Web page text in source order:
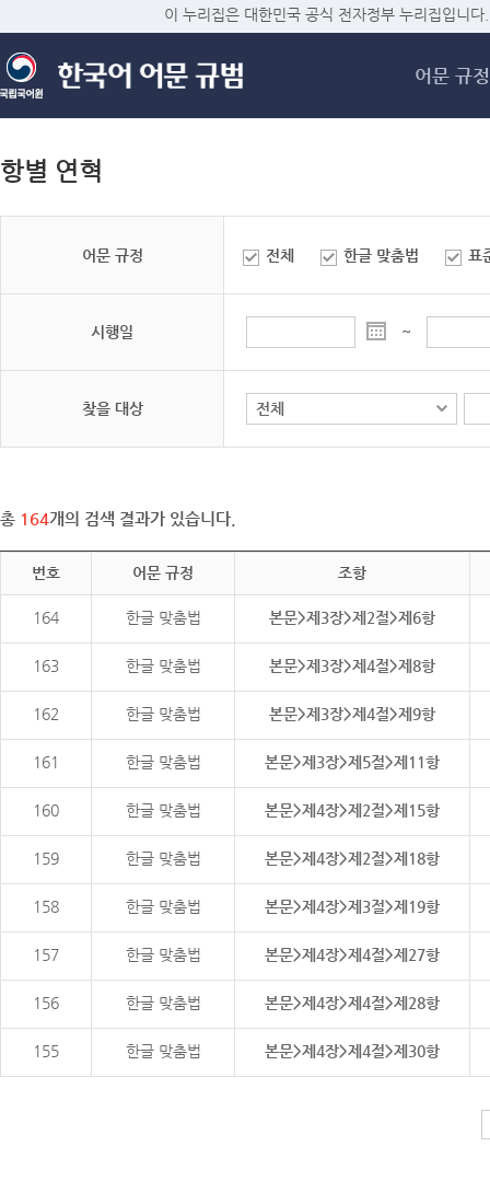
메
이 누리집은 대한민국 공식 전자정부 누리집입니다.
어문 규정
항별 연혁
어문 규정 전체 한글 맞춤법 표
시행일 ~
찾을 대상
총 164개의 검색 결과가 있습니다.
번호 어문 규정 조항
164 한글 맞춤법 본문>제3장>제2절>제6항
163 한글 맞춤법 본문>제3장>제4절>제8항
162 한글 맞춤법 본문>제3장>제4절>제9항
161 한글 맞춤법 본문>제3장>제5절>제11항
160 한글 맞춤법 본문>제4장>제2절>제15항
159 한글 맞춤법 본문>제4장>제2절>제18항
158 한글 맞춤법 본문>제4장>제3절>제19항
157 한글 맞춤법 본문>제4장>제4절>제27항
156 한글 맞춤법 본문>제4장>제4절>제28항
155 한글 맞춤법 본문>제4장>제4절>제30항